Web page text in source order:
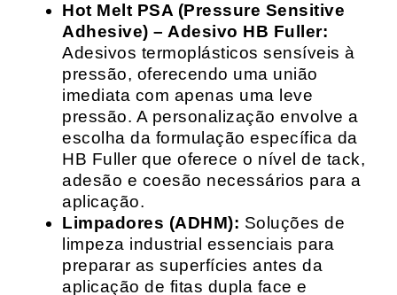
Hot Melt PSA (Pressure Sensitive
Adhesive) – Adesivo HB Fuller:
Adesivos termoplásticos sensíveis à
pressão, oferecendo uma união
imediata com apenas uma leve
pressão. A personalização envolve a
escolha da formulação específica da
HB Fuller que oferece o nível de tack,
adesão e coesão necessários para a
aplicação.
Limpadores (ADHM): Soluções de
limpeza industrial essenciais para
preparar as superfícies antes da
aplicação de fitas dupla face e